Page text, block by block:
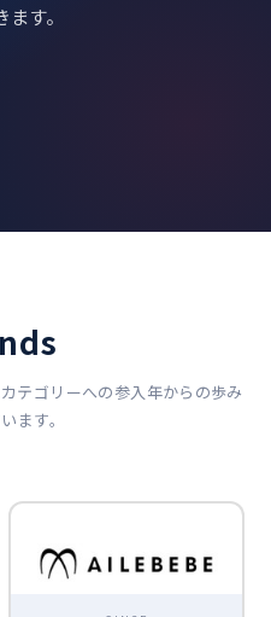
す。
テゴリーへの参入年からの歩み
ます。